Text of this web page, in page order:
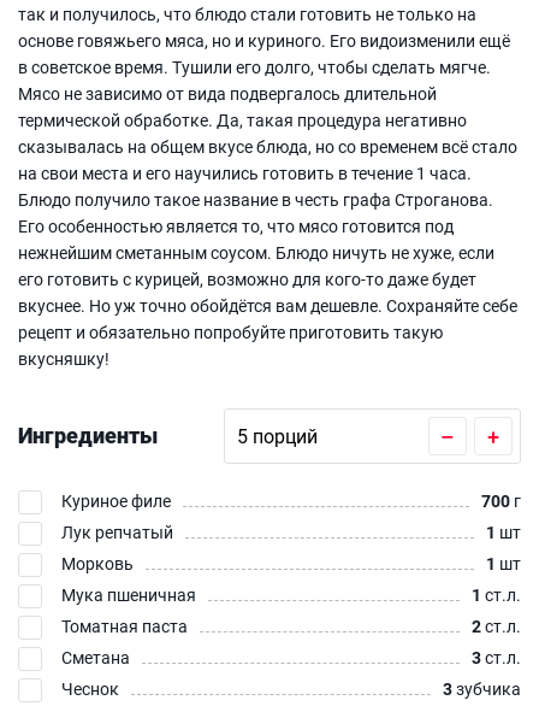
так и получилось, что блюдо стали готовить не только на
основе говяжьего мяса, но и куриного. Его видоизменили ещё
в советское время. Тушили его долго, чтобы сделать мягче.
Мясо не зависимо от вида подвергалось длительной
термической обработке. Да, такая процедура негативно
сказывалась на общем вкусе блюда, но со временем всё стало
на свои места и его научились готовить в течение 1 часа.
Блюдо получило такое название в честь графа Строганова.
Его особенностью является то, что мясо готовится под
нежнейшим сметанным соусом. Блюдо ничуть не хуже, если
его готовить с курицей, возможно для кого-то даже будет
вкуснее. Но уж точно обойдётся вам дешевле. Сохраняйте себе
рецепт и обязательно попробуйте приготовить такую
вкусняшку!
Ингредиенты – +
Куриное филе 700 г
Лук репчатый
1 шт
Морковь
1 шт
Мука пшеничная
1 ст.л.
Томатная паста
2ст.л.
Сметана
3ст.л.
Чеснок
3зубчика